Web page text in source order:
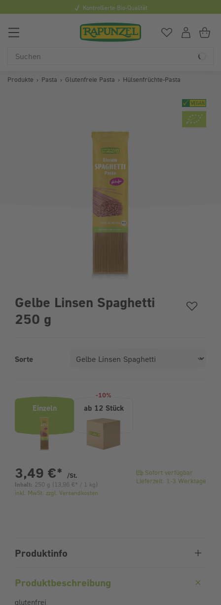
Du hast0
Produkte Pasta Glutenfreie Pasta Hülsenfrüchte-Pasta
Gelbe Linsen Spaghetti
250 g
Sorte
Einzeln
-10%
ab 12 Stück
3,49 €* /St.
Inhalt: 250 g ( 13,96 € * / 1 kg)
inkl. MwSt. zzgl. Versandkosten
Sofort verfügbar
Lieferzeit: 1-3 Werktage
Produktinfo
Produktbeschreibung
glutenfrei